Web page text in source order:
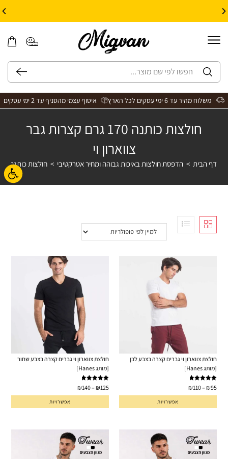
משלוח מהיר עד 6 ימי עסקים לכל הארץ איסוף עצמי מהסניף עד 2 ימי עסקים
חולצות כותנה 170 גרם קצרות גבר
צווארון וי
דף הבית > הדפסת חולצות באיכות גבוהה ומחיר אטרקטיבי > חולצות כותנה 170 גרם קצרות גבר צווארון וי
חולצת צווארון וי גברים קצרה בצבע לבן
[מותג Hanes]
דורג5.00₪95
–
₪110
אפשרויות
חולצת צווארון וי גברים קצרה בצבע שחור
[מותג Hanes]
דורג5.00
₪125
–
₪140
אפשרויות
פתח